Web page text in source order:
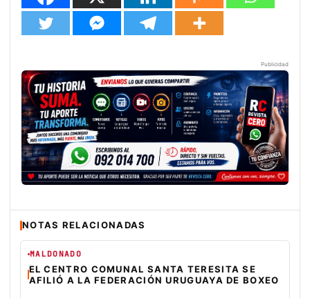
Publicidad
NOTAS RELACIONADAS
MALDONADO
EL CENTRO COMUNAL SANTA TERESITA SE
AFILIÓ A LA FEDERACIÓN URUGUAYA DE BOXEO